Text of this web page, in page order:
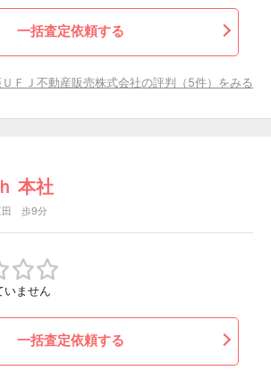
一括査定依頼する
ＵＦＪ不動産販売株式会社の評判（5件）をみる
本社
田 歩9分
いません
一括査定依頼する